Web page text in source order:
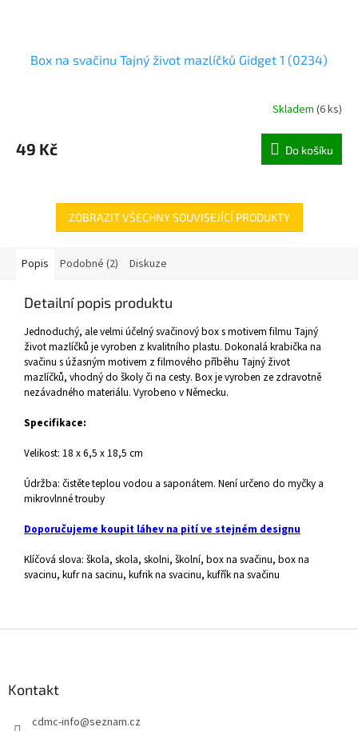
Box na svačinu Tajný život mazlíčků Gidget 1 (0234)
Skladem (6 ks)
49 Kč Do košíku
ZOBRAZIT VŠECHNY SOUVISEJÍCÍ PRODUKTY
Popis Podobné (2) Diskuze
Detailní popis produktu
Jednoduchý, ale velmi účelný svačinový box s motivem filmu Tajný
život mazlíčků je vyroben z kvalitního plastu. Dokonalá krabička na
svačinu s úžasným motivem z filmového příběhu Tajný život
mazlíčků, vhodný do školy či na cesty. Box je vyroben ze zdravotně
nezávadného materiálu. Vyrobeno v Německu.
Specifikace:
Velikost: 18 x 6,5 x 18,5 cm
Údržba: čistěte teplou vodou a saponátem. Není určeno do myčky a
mikrovlnné trouby
Doporučujeme koupit láhev na pití ve stejném designu
Klíčová slova: škola, skola, skolni, školní, box na svačinu, box na
svacinu, kufr na sacinu, kufrik na svacinu, kufřík na svačinu
Kontakt
cdmc-info@seznam.cz